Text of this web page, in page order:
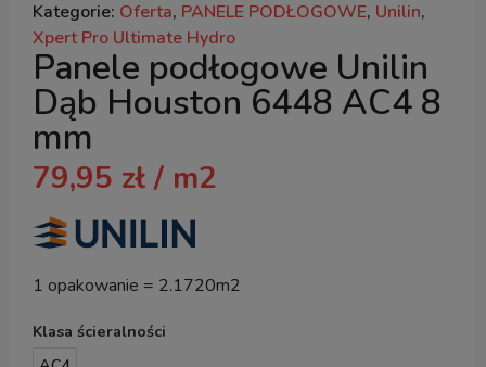
Kategorie: Oferta, PANELE PODŁOGOWE, Unilin,
Xpert Pro Ultimate Hydro
Panele podłogowe Unilin
Dąb Houston 6448 AC4 8
mm
79,95 zł / m2
1 opakowanie = 2.1720m2
Klasa ścieralności